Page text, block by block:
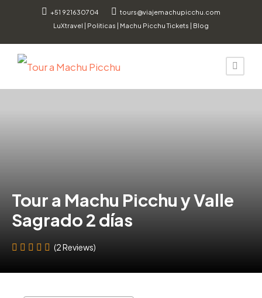
+51 921630704
tours@viajemachupicchu.com
LuXtravel | Politicas | Machu Picchu Tickets | Blog
Tour a Machu Picchu y Valle
Sagrado 2 días
(2 Reviews)